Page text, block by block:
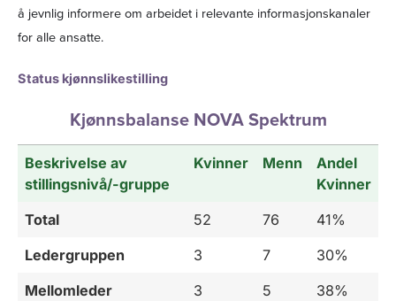
å jevnlig informere om arbeidet i relevante informasjonskanaler
for alle ansatte.
Status kjønnslikestilling
Kjønnsbalanse NOVA Spektrum
Beskrivelse av
stillingsnivå/-gruppe
Kvinner Menn
Andel
Kvinner
Total
52 76
41%
Ledergruppen
3 7
30%
Mellomleder
3 5
38%